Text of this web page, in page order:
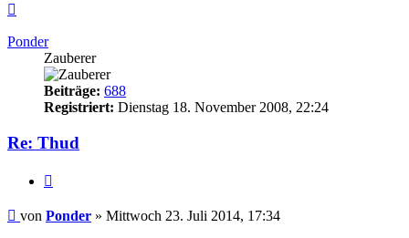
Ponder
Zauberer
Beiträge: 688
Registriert: Dienstag 18. November 2008, 22:24
Re: Thud
Beitrag
von Ponder » Mittwoch 23. Juli 2014, 17:34